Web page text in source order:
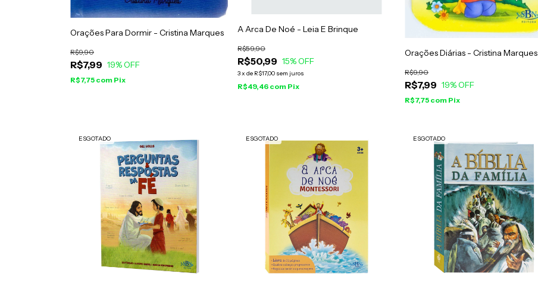
Orações Para Dormir - Cristina Marques
R$7,99
R$9,90
19% OFF
R$7,75 com Pix
A Arca De Noé - Leia E Brinque
R$50,99
R$59,90
15% OFF
3x de R$17,00 sem juros
R$49,46 com Pix
Orações Diárias - Cristina Marques
R$7,99
R$9,90
19% OFF
R$7,75 com Pix
ESGOTADO ESGOTADO ESGOTADO